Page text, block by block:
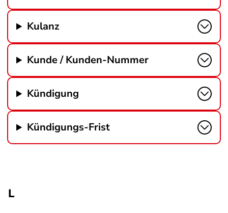
Kulanz
Kunde / Kunden-Nummer
Kündigung
Kündigungs-Frist
L